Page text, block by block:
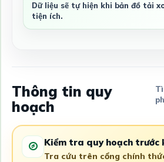
Dữ liệu sẽ tự hiện khi bản đồ tải
tiện ích.
Thông tin quy
hoạch
Kiểm tra quy hoạch trước
Tra cứu trên cổng chính